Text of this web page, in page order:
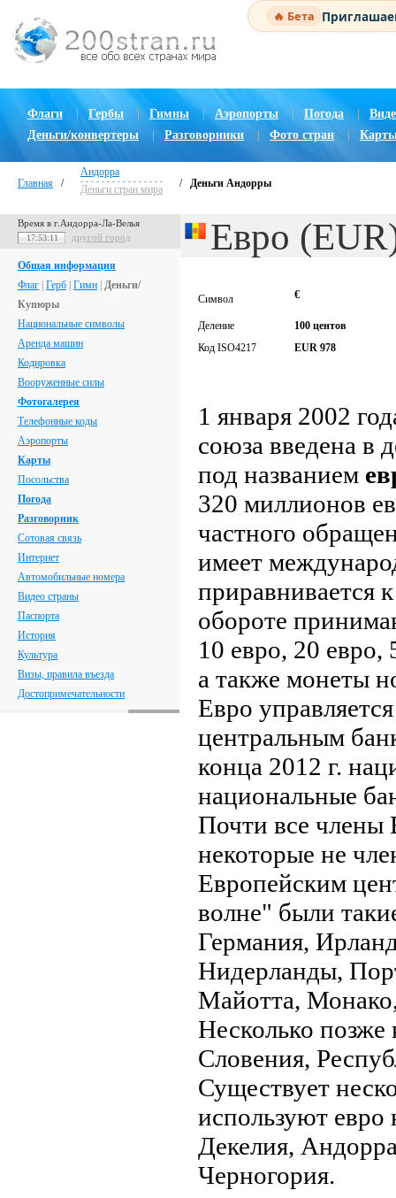
🔥 Бета
Флаги Гербы Гимны | Аэропорты Погода |
Деньги/конвертеры
Разговорники Фото стран
Главная /
Андорра
Деньги стран мира
/ Деньги Андорры
Время в г.Андорра-Ла-Велья
17:53:12 другой город
Общая информация
Флаг Герб Гимн Деньги/
Купюры
Национальные символы
Аренда машин
Кодировка
Вооруженные силы
Фотогалерея
Телефонные коды
Аэропорты
Карты
Посольства
Погода
Разговорник
Сотовая связь
Интернет
Автомобильные номера
Видео страны
Паспорта
История
Культура
Визы, правила въезда
Достопримечательности
Евро
Символ €
Деление
100 центов
Код ISO4217
EUR 978
1 января 2002
союза введена в
под названием
320 миллионов
частного
имеет
приравнивается
обороте
10 евро, 20 евро,
а также монеты
Евро
центральным
конца 2012 г.
национальные
Почти все члены
некоторые не
Европейским
волне" были
Германия,
Нидерланды,
Майотта,
Несколько
Словения,
Существует
используют
Декелия,
Черногория.